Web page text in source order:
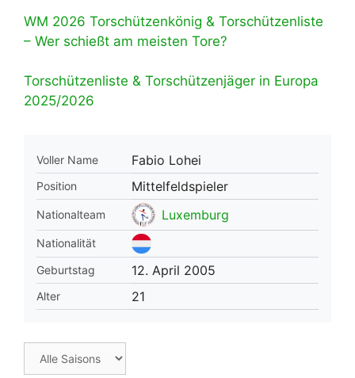
WM 2026 Torschützenkönig & Torschützenliste
– Wer schießt am meisten Tore?
Torschützenliste & Torschützenjäger in Europa
2025/2026
Voller Name Fabio Lohei
Position Mittelfeldspieler
Nationalteam Luxemburg
Nationalität
Geburtstag
12. April 2005
Alter 21